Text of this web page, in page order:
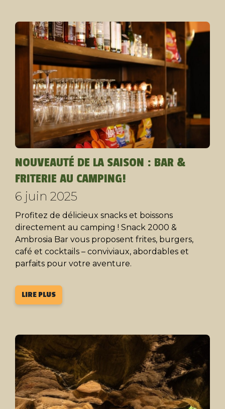
NOUVEAUTÉ DE LA SAISON : BAR &
FRITERIE AU CAMPING!
6 juin 2025
Profitez de délicieux snacks et boissons
directement au camping ! Snack 2000 &
Ambrosia Bar vous proposent frites, burgers,
café et cocktails – conviviaux, abordables et
parfaits pour votre aventure.
LIRE PLUS